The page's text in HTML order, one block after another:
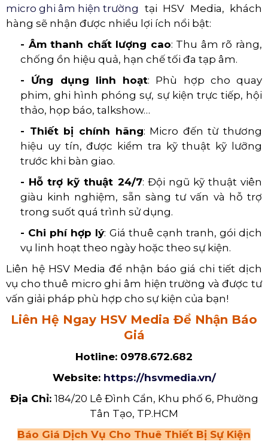
micro ghi âm hiện trường tại HSV Media, khách
hàng sẽ nhận được nhiều lợi ích nổi bật:
- Âm thanh chất lượng cao: Thu âm rõ ràng,
chống ồn hiệu quả, hạn chế tối đa tạp âm.
- Ứng dụng linh hoạt: Phù hợp cho quay
phim, ghi hình phóng sự, sự kiện trực tiếp, hội
thảo, họp báo, talkshow…
- Thiết bị chính hãng: Micro đến từ thương
hiệu uy tín, được kiểm tra kỹ thuật kỹ lưỡng
trước khi bàn giao.
- Hỗ trợ kỹ thuật 24/7: Đội ngũ kỹ thuật viên
giàu kinh nghiệm, sẵn sàng tư vấn và hỗ trợ
trong suốt quá trình sử dụng.
- Chi phí hợp lý: Giá thuê cạnh tranh, gói dịch
vụ linh hoạt theo ngày hoặc theo sự kiện.
Liên hệ HSV Media để nhận báo giá chi tiết dịch
vụ cho thuê micro ghi âm hiện trường và được tư
vấn giải pháp phù hợp cho sự kiện của bạn!
Liên Hệ Ngay HSV Media Để Nhận Báo
Giá
Hotline: 0978.672.682
Website: https://hsvmedia.vn/
Địa Chỉ: 184/20 Lê Đình Cẩn, Khu phố 6, Phường
Tân Tạo, TP.HCM
Báo Giá Dịch Vụ Cho Thuê Thiết Bị Sự Kiện